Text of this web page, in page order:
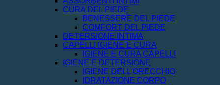
CURA DEL PIEDE
BENESSERE DEL PIEDE
COMFORT DEL PIEDE
DETERSIONE INTIMA
CAPELLI IGIENE E CURA
IGIENE E CURA CAPELLI
IGIENE E DETERSIONE
IGIENE DELL'ORECCHIO
IDRATAZIONE CORPO